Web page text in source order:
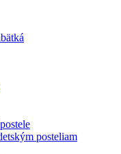
posteliam